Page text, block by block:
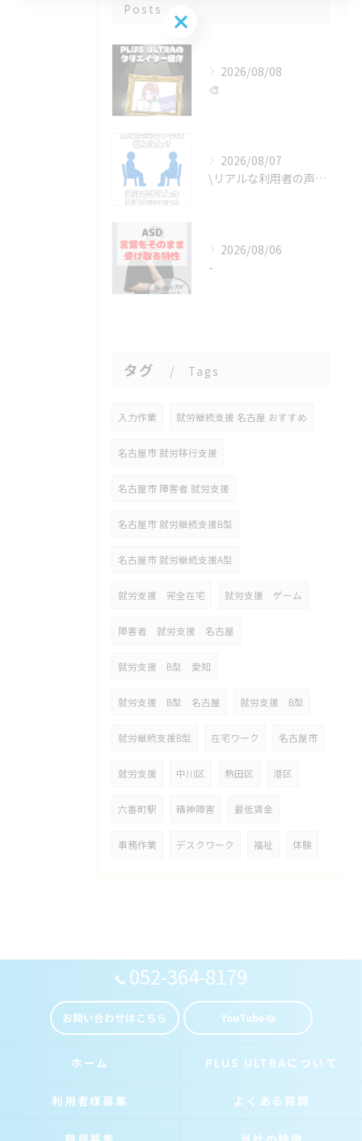
Posts
2026/08/08
🎨
2026/08/07
\リアルな利用者の声📣/
2026/08/06
-
タグ Tags
入力作業 就労継続支援 名古屋 おすすめ
名古屋市 就労移行支援
名古屋市 障害者 就労支援
名古屋市 就労継続支援B型
名古屋市 就労継続支援A型
就労支援 完全在宅 就労支援 ゲーム
障害者 就労支援 名古屋
就労支援 B型 愛知
就労支援 B型 名古屋 就労支援 B型
就労継続支援B型 在宅ワーク 名古屋市
就労支援 中川区 熱田区 港区
六番町駅 精神障害 最低賃金
事務作業 デスクワーク 福祉 体験
052-364-8179
お問い合わせはこちら YouTube
ホーム PLUS ULTRAについて
利用者様募集 よくある質問
お問い合わせはこちら